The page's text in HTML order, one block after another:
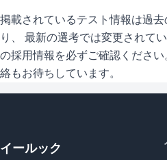
掲載されているテスト情報は過
り、 最新の選考では変更されて
の採用情報を必ずご確認くださ
絡もお待ちしています。
イールック